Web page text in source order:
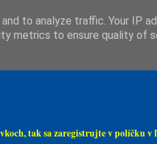
tak sa zaregistrujte v políčku v
to analyze traffic. Your IP
metrics to ensure quality of